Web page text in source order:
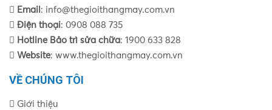
Email : info@thegioithangmay.com.vn
Điện thoại: 0908 088 735
Hotline Bảo trì sửa chữa: 1900 633 828
Website: www.thegioithangmay.com.vn
VỀ CHÚNG TÔI
Giới thiệu